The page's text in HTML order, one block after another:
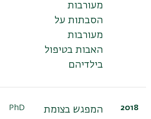
מעורבות
הסבתות על
מעורבות
האבות בטיפול
בילדיהם
2018
המפגש בצומת
PhD